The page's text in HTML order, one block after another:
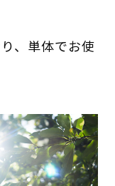
、単体でお使